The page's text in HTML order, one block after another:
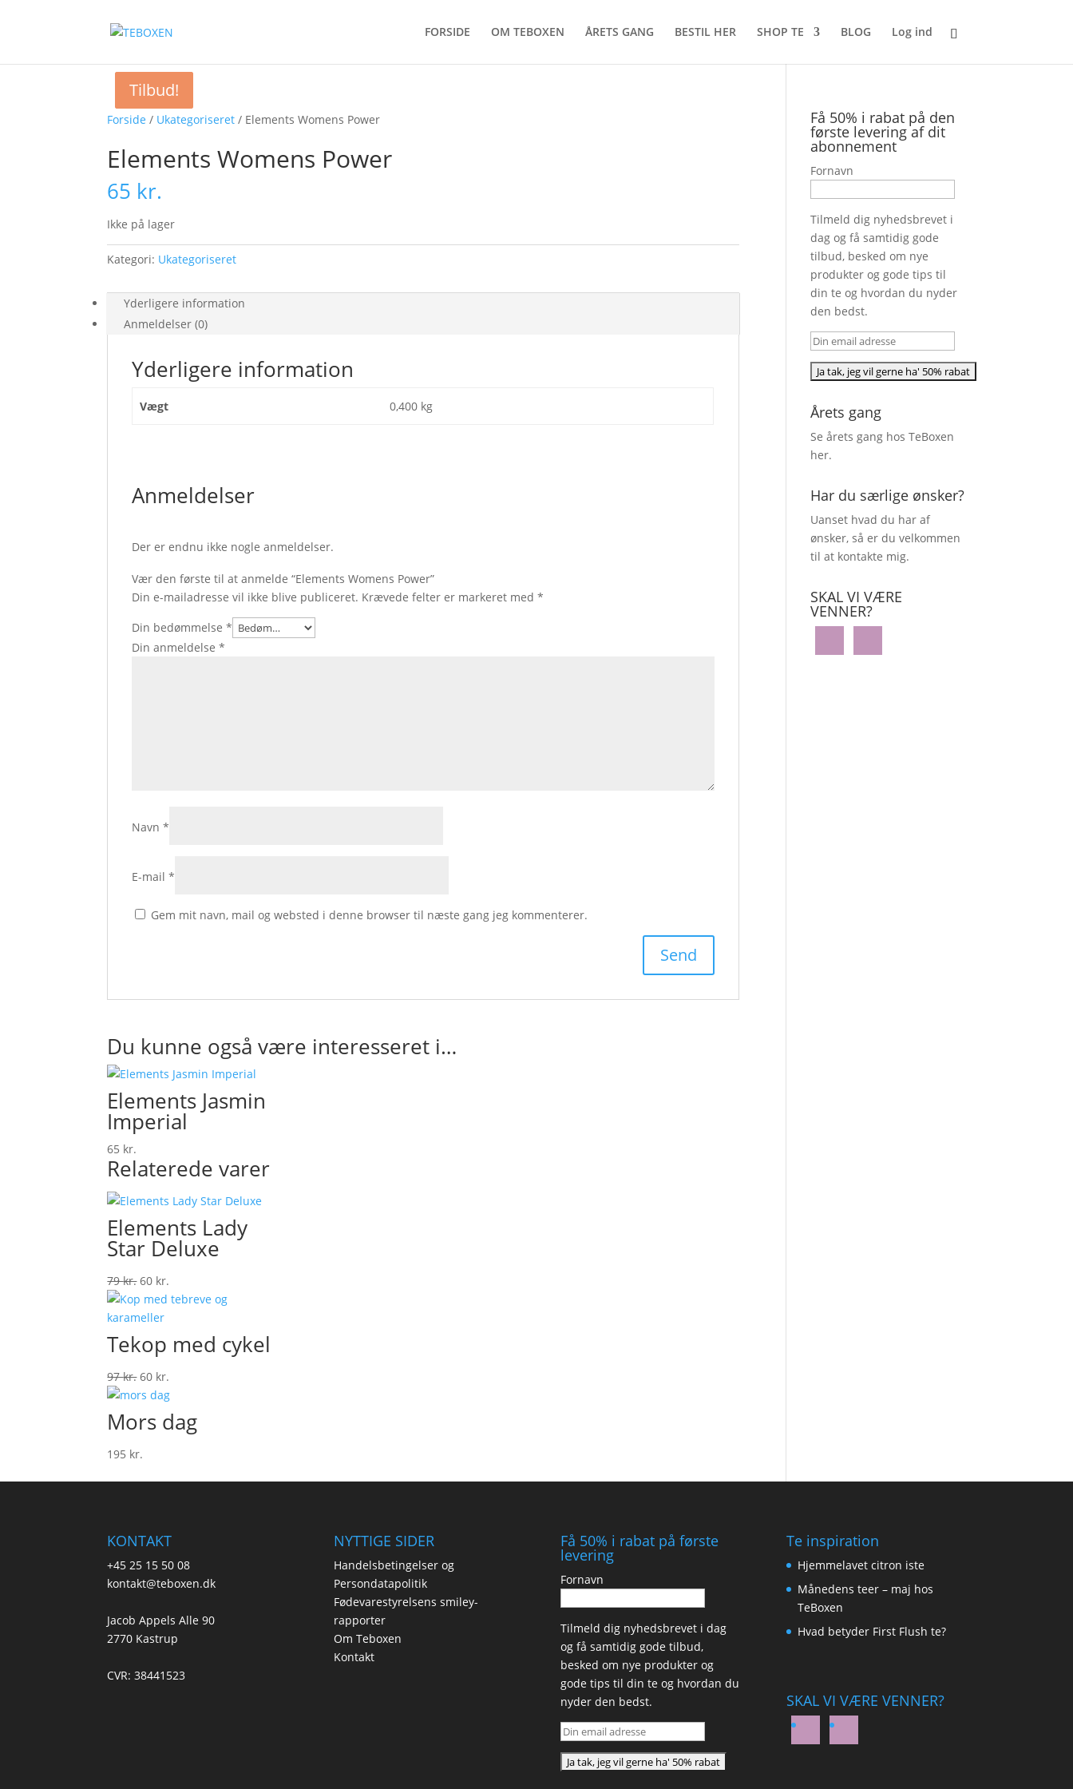
FORSIDE OM TEBOXEN ÅRETS GANG BESTIL HER SHOP TE BLOG Log ind
Forside / Ukategoriseret / Elements Womens Power
Elements Womens Power
65 kr.
Ikke på lager
Kategori: Ukategoriseret
Yderligere information
Anmeldelser (0)
Yderligere information
Vægt 0,400 kg
Anmeldelser
Der er endnu ikke nogle anmeldelser.
Vær den første til at anmelde “Elements Womens Power”
Din e-mailadresse vil ikke blive publiceret. Krævede felter er markeret med*
Din bedømmelse*
Din anmeldelse*
Navn*
E-mail*
Gem mit navn, mail og websted i denne browser til næste gang jeg kommenterer.
Du kunne også være interesseret i…
Elements Jasmin
Imperial
65 kr.
Relaterede varer
Tilbud!
Elements Lady
Star Deluxe
79kr.Den
oprindelige
pris
79 kr..
60 kr.
aktuelle
60 kr..
Tilbud!
Tekop med cykel
97kr.Den
oprindelige
var:
97 kr..
60 kr.
aktuelle
pris
er:
Mors dag
195 kr.
Få 50% i rabat på den
første levering af dit
abonnement
Fornavn
Tilmeld dig nyhedsbrevet i
dag og få samtidig gode
tilbud, besked om nye
produkter og gode tips til
din te og hvordan du nyder
den bedst.
Årets gang
Se årets gang hos TeBoxen
her.
Har du særlige ønsker?
Uanset hvad du har af
ønsker, så er du velkommen
til at kontakte mig.
SKAL VI VÆRE
VENNER?
KONTAKT
+45 25 15 50 08
kontakt@teboxen.dk
Jacob Appels Alle 90
2770 Kastrup
CVR: 38441523
NYTTIGE SIDER
Handelsbetingelser og
Persondatapolitik
Fødevarestyrelsens smiley-
rapporter
Om Teboxen
Kontakt
Få 50% i rabat på første
levering
Fornavn
Tilmeld dig nyhedsbrevet i dag
og få samtidig gode tilbud,
besked om nye produkter og
gode tips til din te og hvordan du
nyder den bedst.
Te inspiration
Hjemmelavet citron iste
Månedens teer – maj hos
TeBoxen
Hvad betyder First Flush te?
SKAL VI VÆRE VENNER?